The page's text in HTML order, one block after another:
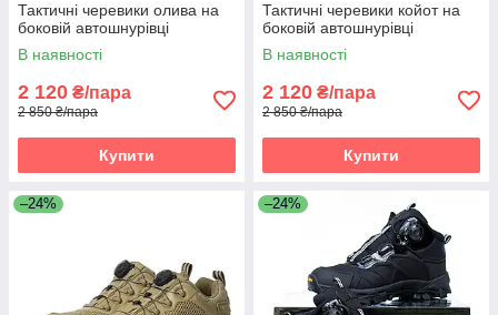
Тактичні черевики олива на
боковій автошнурівці
В наявності
2 120 ₴/пара
2 850 ₴/пара
Купити
Тактичні черевики койот на
боковій автошнурівці
В наявності
2 120 ₴/пара
2 850 ₴/пара
Купити
–24% –24%